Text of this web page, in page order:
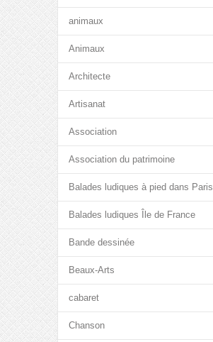
animaux
Animaux
Architecte
Artisanat
Association
Association du patrimoine
Balades ludiques à pied dans Paris
Balades ludiques Île de France
Bande dessinée
Beaux-Arts
cabaret
Chanson